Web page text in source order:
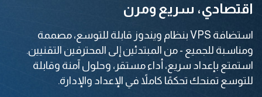
اقتصادي، سريع ومرن
استضافة VPS بنظام ويندوز قابلة للتوسع، مصممة
ومناسبة للجميع - من المبتدئين إلى المحترفين التقنيين.
استمتع بإعداد سريع، أداء مستقر، وحلول آمنة وقابلة
للتوسع تمنحك تحكمًا كاملاً في الإعداد والإدارة.